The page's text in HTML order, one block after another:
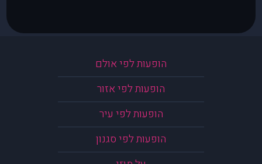
הופעות לפי אולם
הופעות לפי אזור
הופעות לפי עיר
הופעות לפי סגנון